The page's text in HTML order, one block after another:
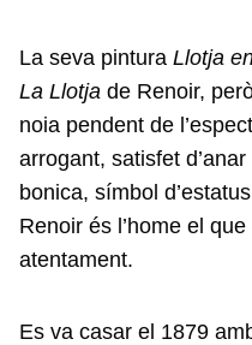
La seva pintura Llotja
La Llotja de Renoir,
noia pendent de
arrogant, satisfet
bonica, símbol
Renoir és l’home el
atentament.
Es va casar el 1879